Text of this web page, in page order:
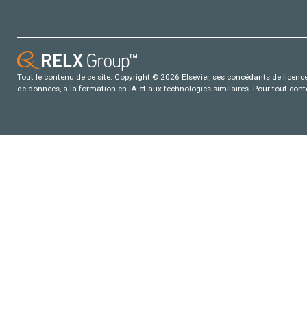
Tout le contenu de ce site: Copyright © 2026 Elsevier, ses concédants de
de données, a la formation en IA et aux technologies similaires. Pour tout